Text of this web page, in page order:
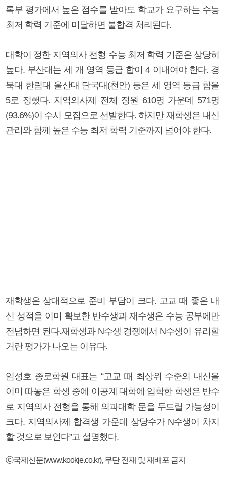
록부 평가에서 높은 점수를 받아도 학교가 요구하는 수능
최저 학력 기준에 미달하면 불합격 처리된다.
대학이 정한 지역의사 전형 수능 최저 학력 기준은 상당히
높다. 부산대는 세 개 영역 등급 합이 4 이내여야 한다. 경
북대 한림대 울산대 단국대(천안) 등은 세 영역 등급 합을
5로 정했다. 지역의사제 전체 정원 610명 가운데 571명
(93.6%)이 수시 모집으로 선발한다. 하지만 재학생은 내신
관리와 함께 높은 수능 최저 학력 기준까지 넘어야 한다.
재학생은 상대적으로 준비 부담이 크다. 고교 때 좋은 내
신 성적을 이미 확보한 반수생과 재수생은 수능 공부에만
전념하면 된다.재학생과 N수생 경쟁에서 N수생이 유리할
거란 평가가 나오는 이유다.
임성호 종로학원 대표는 “고교 때 최상위 수준의 내신을
이미 따놓은 학생 중에 이공계 대학에 입학한 학생은 반수
로 지역의사 전형을 통해 의과대학 문을 두드릴 가능성이
크다. 지역의사제 합격생 가운데 상당수가 N수생이 차지
할 것으로 보인다”고 설명했다.
ⓒ국제신문(www.kookje.co.kr), 무단 전재 및 재배포 금지